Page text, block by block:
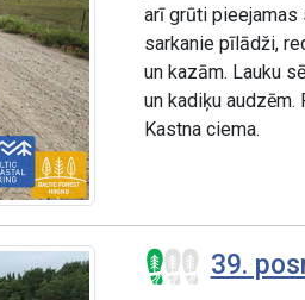
arī grūti pieejamas
sarkanie pīlādži,
un kazām. Lauku
un kadiķu
Kastna ciema.
39.